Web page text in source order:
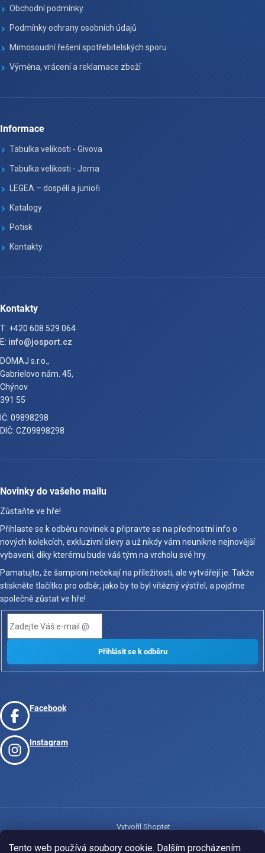
Tento web používá soubory cookie. Dalším procházením
Obchodní podmínky
Podmínky ochrany osobních údajů
Mimosoudní řešení spotřebitelských sporu
Výměna, vrácení a reklamace zboží
Informace
Tabulka velikosti - Givova
Tabulka velikosti - Joma
LEGEA – dospělí a junioři
Katalogy
Potisk
Kontakty
Kontakty
T: +420 608 529 064
E: info@josport.cz
DOMAJ s.r.o.,
Gabrielovo nám. 45,
Chýnov
391 55
IČ: 09898298
DIČ: CZ09898298
Novinky do vašeho mailu
Zůstaňte ve hře!
Přihlaste se k odběru novinek a připravte se na přednostní info o
nových kolekcích, exkluzivní slevy a už nikdy vám neunikne nejnovější
vybavení, díky kterému bude váš tým na vrcholu své hry.
Pamatujte, že šampioni nečekají na příležitosti, ale vytvářejí je. Takže
stiskněte tlačítko pro odběr, jako by to byl vítězný výstřel, a pojďme
společně zůstat ve hře!
Facebook
Instagram
Vytvořil Shoptet